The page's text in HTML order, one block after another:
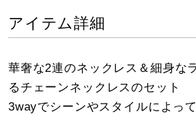
アイテム詳細
華奢な2連のネックレス＆細身な
るチェーンネックレスのセット
3wayでシーンやスタイルによっ